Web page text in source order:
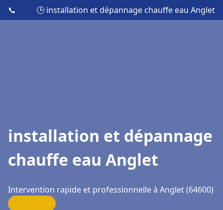
📞 🕒 installation et dépannage chauffe eau Anglet
installation et dépannage
chauffe eau Anglet
Intervention rapide et professionnelle à Anglet (64600)